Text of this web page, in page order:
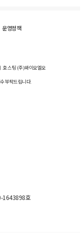
운영정책
호스팅 (주)와이오엘오
부탁드립니다.
1643898호